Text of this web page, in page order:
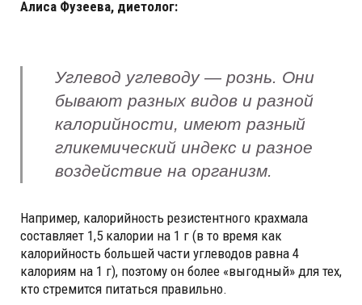
Алиса Фузеева, диетолог:
Углевод углеводу — рознь. Они
бывают разных видов и разной
калорийности, имеют разный
гликемический индекс и разное
воздействие на организм.
Например, калорийность резистентного крахмала
составляет 1,5 калории на 1 г (в то время как
калорийность большей части углеводов равна 4
калориям на 1 г), поэтому он более «выгодный» для тех,
кто стремится питаться правильно.